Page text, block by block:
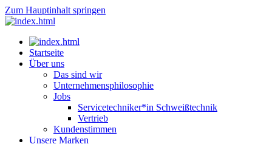
Zum Hauptinhalt springen
Startseite
Über uns
Das sind wir
Unternehmensphilosophie
Jobs
Servicetechniker*in Schweißtechnik
Vertrieb
Kundenstimmen
Unsere Marken